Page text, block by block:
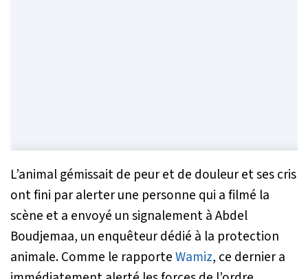
L’animal gémissait de peur et de douleur et ses cris
ont fini par alerter une personne qui a filmé la
scène et a envoyé un signalement à Abdel
Boudjemaa, un enquêteur dédié à la protection
animale. Comme le rapporteWamiz, ce dernier a